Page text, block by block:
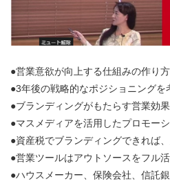
●営業意欲が向上する仕組みの作り方
●3年後の戦略的なポジショニングを
●ブランディングがもたらす営業効果
●マスメディアを活用したプロモー
●資産税でブランディングできれば
●営業ツールはアウトソースをフル
●ハウスメーカー、保険会社、信託